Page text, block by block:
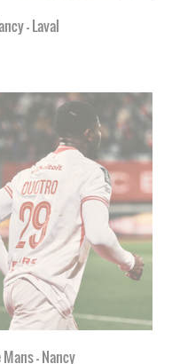
- Laval
Mans - Nancy